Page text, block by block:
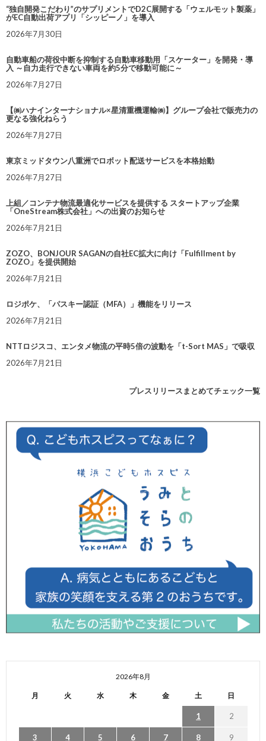
“独自開発こだわり”のサプリメントでD2C展開する「ウェルモット製薬」
がEC自動出荷アプリ「シッピーノ」を導入
2026年7月30日
自動車船の荷役中断を抑制する自動車移動用「スケーター」を開発・導
入 ～自力走行できない車両を約5分で移動可能に～
2026年7月27日
【㈱ハナインターナショナル×星清重機運輸㈱】グループ会社で販売力の
更なる強化ねらう
2026年7月27日
東京ミッドタウン八重洲でロボット配送サービスを本格始動
2026年7月27日
上組／コンテナ物流最適化サービスを提供する スタートアップ企業
「OneStream株式会社」への出資のお知らせ
2026年7月21日
ZOZO、BONJOUR SAGANの自社EC拡大に向け「Fulfillment by
ZOZO」を提供開始
2026年7月21日
ロジポケ、「パスキー認証（MFA）」機能をリリース
2026年7月21日
NTTロジスコ、エンタメ物流の平時5倍の波動を「t-Sort MAS」で吸収
2026年7月21日
プレスリリースまとめてチェック一覧
2026年8月
月 火 水 木 金 土 日
1 2
3 4 5 6 7 8 9